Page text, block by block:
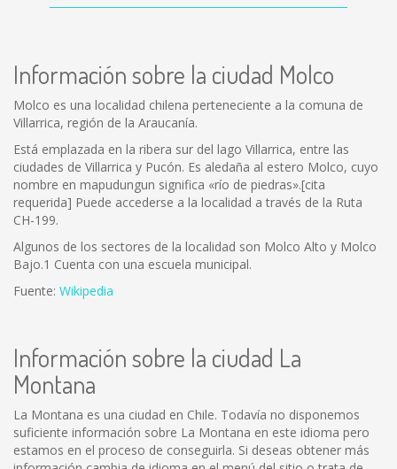
Información sobre la ciudad Molco
Molco es una localidad chilena perteneciente a la comuna de
Villarrica, región de la Araucanía.
Está emplazada en la ribera sur del lago Villarrica, entre las
ciudades de Villarrica y Pucón. Es aledaña al estero Molco, cuyo
nombre en mapudungun significa «río de piedras».[cita
requerida] Puede accederse a la localidad a través de la Ruta
CH-199.
Algunos de los sectores de la localidad son Molco Alto y Molco
Bajo.1 Cuenta con una escuela municipal.
Fuente: Wikipedia
Información sobre la ciudad La
Montana
La Montana es una ciudad en Chile. Todavía no disponemos
suficiente información sobre La Montana en este idioma pero
estamos en el proceso de conseguirla. Si deseas obtener más